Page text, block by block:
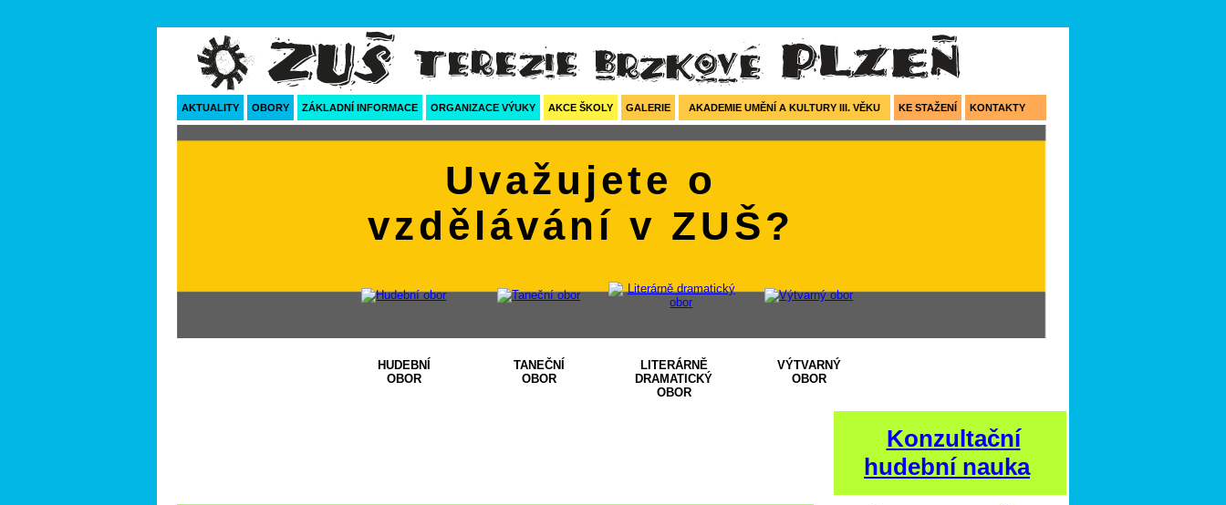
Uvažujete o
vzdělávání v ZUŠ?
HUDEBNÍ
OBOR
TANEČNÍ
OBOR
LITERÁRNĚ
DRAMATICKÝ
OBOR
VÝTVARNÝ
OBOR
AKTUALITY OBORY ZÁKLADNÍ INFORMACE ORGANIZACE VÝUKY AKCE ŠKOLY GALERIE AKADEMIE UMĚNÍ A KULTURY III. VĚKU KE STAŽENÍ KONTAKTY
Konzultační
hudební nauka